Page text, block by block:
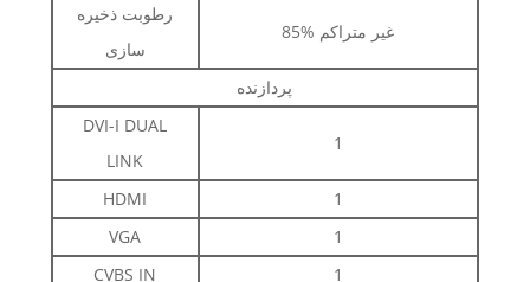
رطوبت ذخیره
سازی
85% غیر متراکم
پردازنده
DVI-I DUAL
LINK
1
HDMI
1
VGA
1
CVBS IN
1